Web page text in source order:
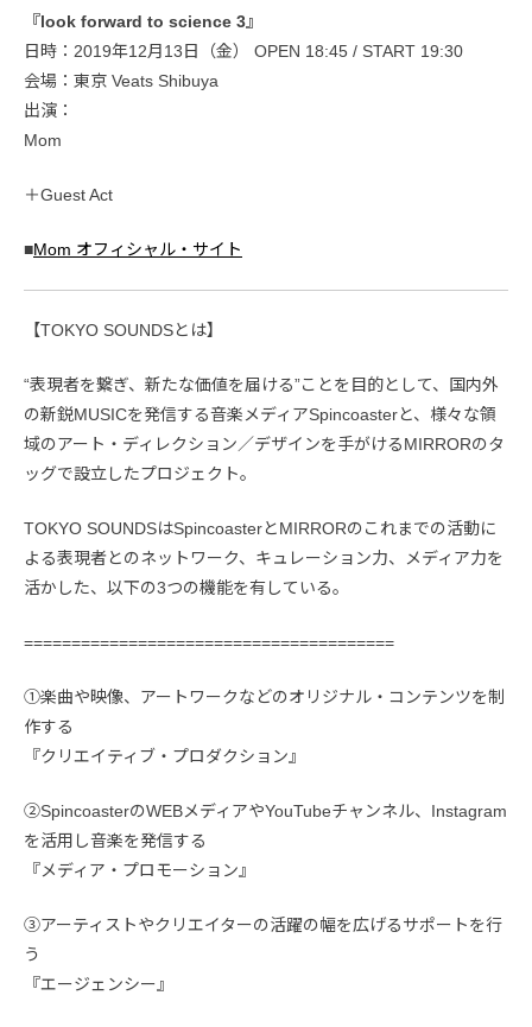
『look forward to science 3』
日時：2019年12月13日（金） OPEN 18:45 / START 19:30
会場：東京 Veats Shibuya
出演：
Mom
＋Guest Act
■Mom オフィシャル・サイト
【TOKYO SOUNDSとは】
“表現者を繋ぎ、新たな価値を届ける”ことを目的として、国内外
の新鋭MUSICを発信する音楽メディアSpincoasterと、様々な領
域のアート・ディレクション／デザインを手がけるMIRRORのタ
ッグで設立したプロジェクト。
TOKYO SOUNDSはSpincoasterとMIRRORのこれまでの活動に
よる表現者とのネットワーク、キュレーション力、メディア力を
活かした、以下の3つの機能を有している。
=======================================
①楽曲や映像、アートワークなどのオリジナル・コンテンツを制
作する
『クリエイティブ・プロダクション』
②SpincoasterのWEBメディアやYouTubeチャンネル、Instagram
を活用し音楽を発信する
『メディア・プロモーション』
③アーティストやクリエイターの活躍の幅を広げるサポートを行
う
『エージェンシー』